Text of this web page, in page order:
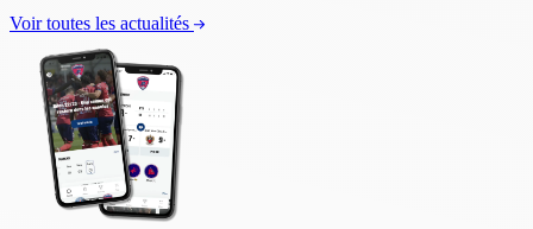
Voir toutes les actualités